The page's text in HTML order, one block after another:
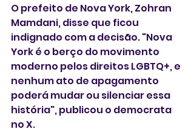
O prefeito de Nova York, Zohran
Mamdani, disse que ficou
indignado com a decisão. "Nova
York é o berço do movimento
moderno pelos direitos LGBTQ+, e
nenhum ato de apagamento
poderá mudar ou silenciar essa
história", publicou o democrata
no X.